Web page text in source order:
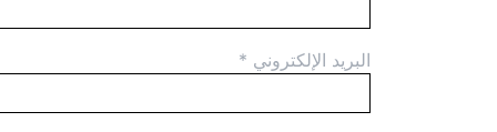
البريد الإلكتروني *